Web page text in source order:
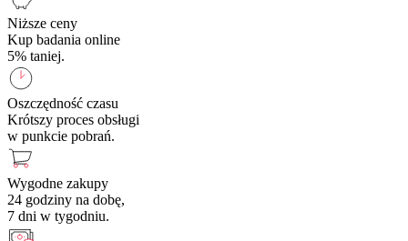
Niższe ceny
Kup badania online
5% taniej.
Oszczędność czasu
Krótszy proces obsługi
w punkcie pobrań.
Wygodne zakupy
24 godziny na dobę,
7 dni w tygodniu.